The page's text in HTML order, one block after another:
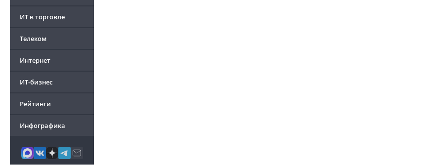
ИТ в торговле
Телеком
Интернет
ИТ-бизнес
Рейтинги
Инфографика